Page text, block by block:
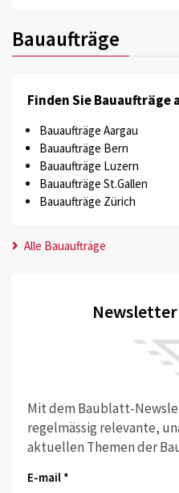
Bauaufträge
Finden Sie Bauaufträge
Bauaufträge Aargau
Bauaufträge Bern
Bauaufträge Luzern
Bauaufträge St.Gallen
Bauaufträge Zürich
Alle Bauaufträge
Mit dem Baublatt-
regelmässig relevante,
aktuellen Themen der
E-mail *